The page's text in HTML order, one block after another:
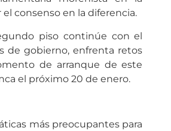
consenso en la diferencia.
piso continúe con el
de gobierno, enfrenta retos
de arranque de este
el próximo 20 de enero.
más preocupantes para